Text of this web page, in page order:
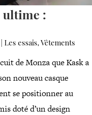
ultime :
Les essais, Vêtements
de Monza que Kask a
nouveau casque
se positionner au
doté d’un design